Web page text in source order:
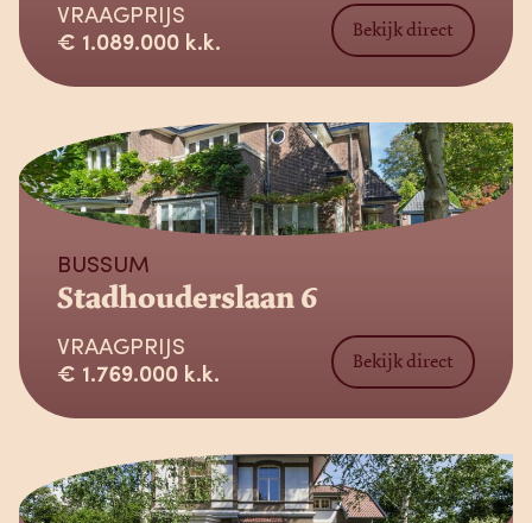
VRAAGPRIJS
€ 1.089.000 k.k.
Bekijk direct
Verkocht
BUSSUM
Stadhouderslaan 6
VRAAGPRIJS
€ 1.769.000 k.k.
Bekijk direct
Verkocht